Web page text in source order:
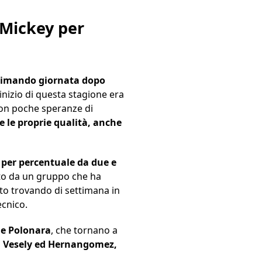
per
giornata dopo
di questa stagione era
poche speranze di
le proprie qualità, anche
percentuale da due e
da un gruppo che ha
trovando di settimana in
Polonara, che tornano a
ed Hernangomez,